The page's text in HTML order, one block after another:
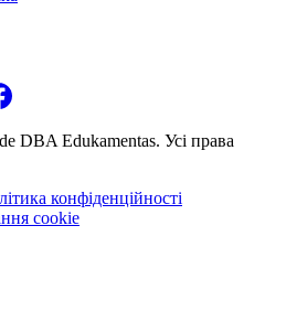
DBA Edukamentas. Усі права
конфіденційності
cookie